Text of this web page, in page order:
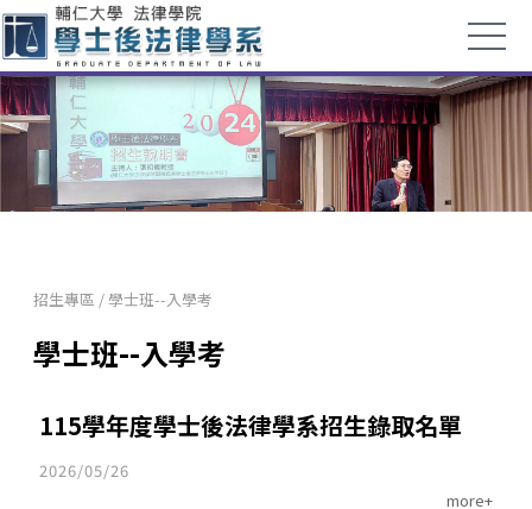
招生專區 /學士班--入學考
學士班--入學考
115學年度學士後法律學系招生錄取名單
2026/05/26
more+